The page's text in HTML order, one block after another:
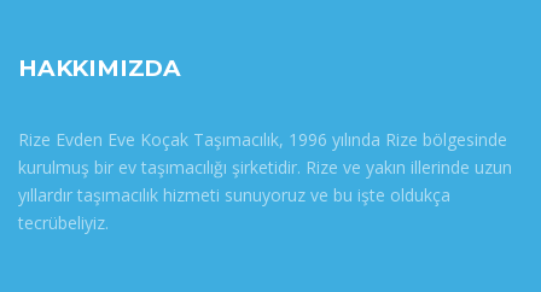
HAKKIMIZDA
Rize Evden Eve Koçak Taşımacılık, 1996 yılında Rize bölgesinde
kurulmuş bir ev taşımacılığı şirketidir. Rize ve yakın illerinde uzun
yıllardır taşımacılık hizmeti sunuyoruz ve bu işte oldukça
tecrübeliyiz.